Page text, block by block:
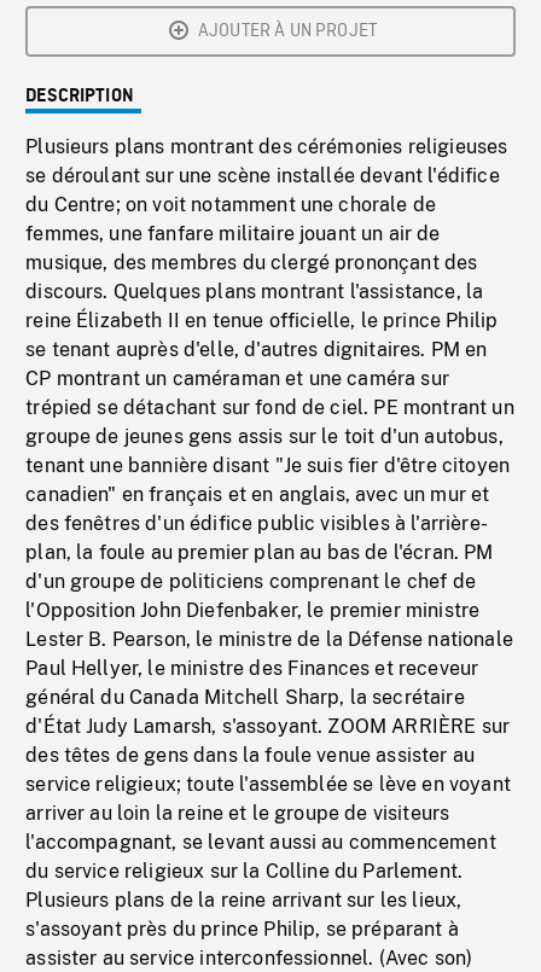
AJOUTER À UN PROJET
DESCRIPTION
Plusieurs plans montrant des cérémonies religieuses
se déroulant sur une scène installée devant l'édifice
du Centre; on voit notamment une chorale de
femmes, une fanfare militaire jouant un air de
musique, des membres du clergé prononçant des
discours. Quelques plans montrant l'assistance, la
reine Élizabeth II en tenue officielle, le prince Philip
se tenant auprès d'elle, d'autres dignitaires. PM en
CP montrant un caméraman et une caméra sur
trépied se détachant sur fond de ciel. PE montrant un
groupe de jeunes gens assis sur le toit d'un autobus,
tenant une bannière disant "Je suis fier d'être citoyen
canadien" en français et en anglais, avec un mur et
des fenêtres d'un édifice public visibles à l'arrière-
plan, la foule au premier plan au bas de l'écran. PM
d'un groupe de politiciens comprenant le chef de
l'Opposition John Diefenbaker, le premier ministre
Lester B. Pearson, le ministre de la Défense nationale
Paul Hellyer, le ministre des Finances et receveur
général du Canada Mitchell Sharp, la secrétaire
d'État Judy Lamarsh, s'assoyant. ZOOM ARRIÈRE sur
des têtes de gens dans la foule venue assister au
service religieux; toute l'assemblée se lève en voyant
arriver au loin la reine et le groupe de visiteurs
l'accompagnant, se levant aussi au commencement
du service religieux sur la Colline du Parlement.
Plusieurs plans de la reine arrivant sur les lieux,
s'assoyant près du prince Philip, se préparant à
assister au service interconfessionnel. (Avec son)